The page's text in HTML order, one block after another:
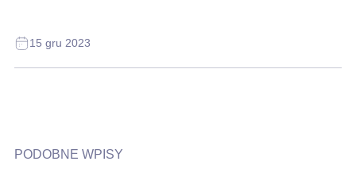
15 gru 2023
PODOBNE WPISY